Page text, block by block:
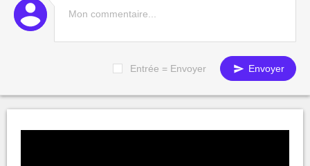
Entrée = Envoyer Envoyer